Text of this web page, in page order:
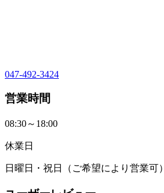
047-492-3424
営業時間
08:30～18:00
休業日
日曜日・祝日（ご希望により営業可）